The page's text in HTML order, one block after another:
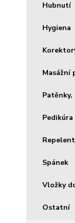
Hubnutí
Hygiena
Masážní
Spánek
Vložky
Ostatní